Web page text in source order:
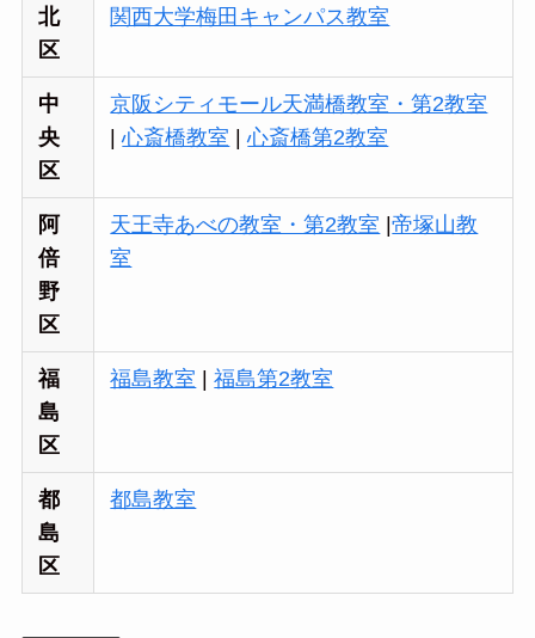
北
区
関西大学梅田キャンパス教室
中
央
区
京阪シティモール天満橋教室・第2教室
|心斎橋教室 |心斎橋第2教室
阿
倍
野
区
天王寺あべの教室・第2教室 |帝塚山教
室
福
島
区
福島教室 |福島第2教室
都
島
区
都島教室